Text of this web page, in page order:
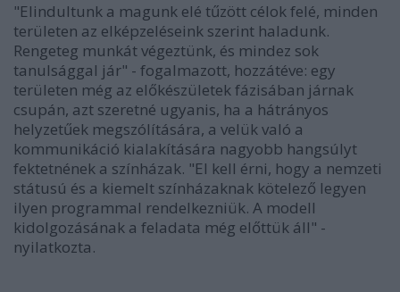
"Elindultunk a magunk elé tűzött célok felé, minden
területen az elképzeléseink szerint haladunk.
Rengeteg munkát végeztünk, és mindez sok
tanulsággal jár" - fogalmazott, hozzátéve: egy
területen még az előkészületek fázisában járnak
csupán, azt szeretné ugyanis, ha a hátrányos
helyzetűek megszólítására, a velük való a
kommunikáció kialakítására nagyobb hangsúlyt
fektetnének a színházak. "El kell érni, hogy a nemzeti
státusú és a kiemelt színházaknak kötelező legyen
ilyen programmal rendelkezniük. A modell
kidolgozásának a feladata még előttük áll" -
nyilatkozta.